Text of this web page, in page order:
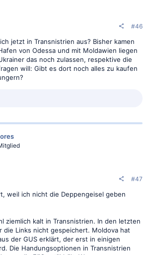
#46
jetzt in Transnistrien aus? Bisher kamen
von Odessa und mit Moldawien liegen
das noch zulassen, respektive die
will: Gibt es dort noch alles zu kaufen
#47
weil ich nicht die Deppengeisel geben
ziemlich kalt in Transnistrien. In den letzten
die Links nicht gespeichert. Moldova hat
der GUS erklärt, der erst in einigen
Die Handungsoptionen in Transnistrien